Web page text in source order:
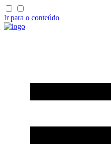
Ir para o conteúdo